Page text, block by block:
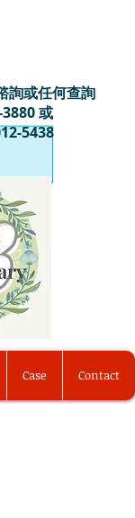
詢或任何查詢
或
5438
Case Contact